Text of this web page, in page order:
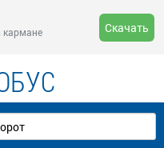
кармане
Скачать